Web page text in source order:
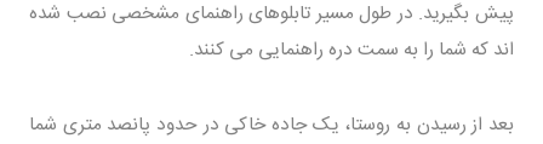
پیش بگیرید. در طول مسیر تابلوهای راهنمای مشخصی نصب شده
اند که شما را به سمت دره راهنمایی می کنند.
بعد از رسیدن به روستا، یک جاده خاکی در حدود پانصد متری شما